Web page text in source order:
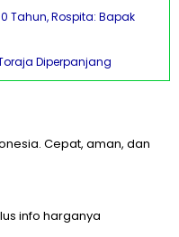
Tahun, Rospita: Bapak
Diperpanjang
Cepat, aman, dan
info harganya